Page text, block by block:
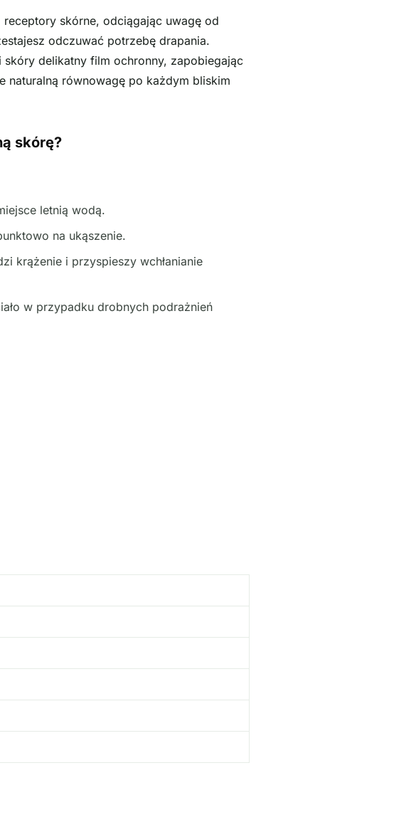
skórne, odciągając uwagę od
odczuwać potrzebę drapania.
delikatny film ochronny, zapobiegając
naturalną równowagę po każdym bliskim
skórę?
letnią wodą.
na ukąszenie.
krążenie i przyspieszy wchłanianie
w przypadku drobnych podrażnień